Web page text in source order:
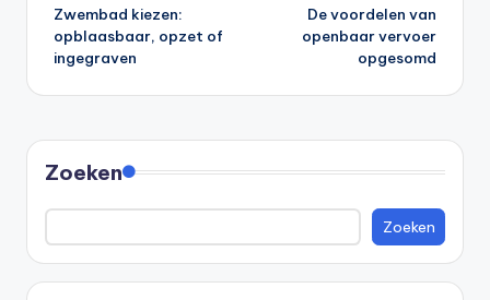
Zwembad kiezen:
opblaasbaar, opzet of
ingegraven
De voordelen van
openbaar vervoer
opgesomd
Zoeken
Zoeken